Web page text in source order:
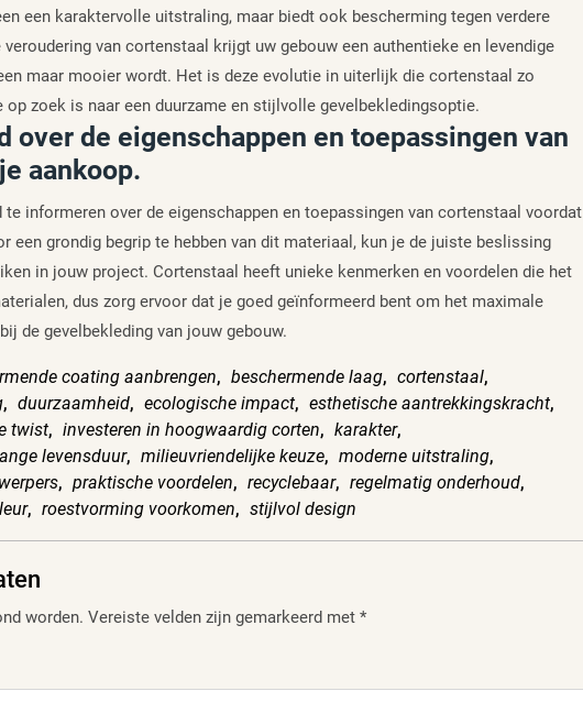
een karaktervolle uitstraling, maar biedt ook bescherming tegen verdere
van cortenstaal krijgt uw gebouw een authentieke en levendige
maar mooier wordt. Het is deze evolutie in uiterlijk die cortenstaal zo
zoek is naar een duurzame en stijlvolle gevelbekledingsoptie.
over de eigenschappen en toepassingen van
aankoop.
informeren over de eigenschappen en toepassingen van cortenstaal voordat
een grondig begrip te hebben van dit materiaal, kun je de juiste beslissing
in jouw project. Cortenstaal heeft unieke kenmerken en voordelen die het
dus zorg ervoor dat je goed geïnformeerd bent om het maximale
de gevelbekleding van jouw gebouw.
coating aanbrengen, beschermende laag, cortenstaal,
, duurzaamheid, ecologische impact, esthetische aantrekkingskracht,
twist, investeren in hoogwaardig corten, karakter,
levensduur, milieuvriendelijke keuze, moderne uitstraling,
, praktische voordelen, recyclebaar, regelmatig onderhoud,
, roestvorming voorkomen, stijlvol design
worden. Vereiste velden zijn gemarkeerd met *